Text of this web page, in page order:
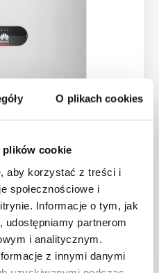
O plikach cookies
plików cookie
aby korzystać z treści i
społecznościowe i
Informacje o tym, jak
partnerom
i analitycznym.
z innymi danymi
Huawei SUN2000-